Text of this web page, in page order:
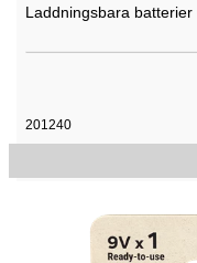
Laddningsbara
201240